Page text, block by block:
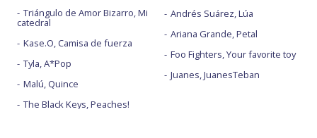
Triángulo de Amor Bizarro, Mi
catedral
Kase.O, Camisa de fuerza
Tyla, A*Pop
Malú, Quince
The Black Keys, Peaches!
Andrés Suárez, Lúa
Ariana Grande, Petal
Foo Fighters, Your favorite toy
Juanes, JuanesTeban